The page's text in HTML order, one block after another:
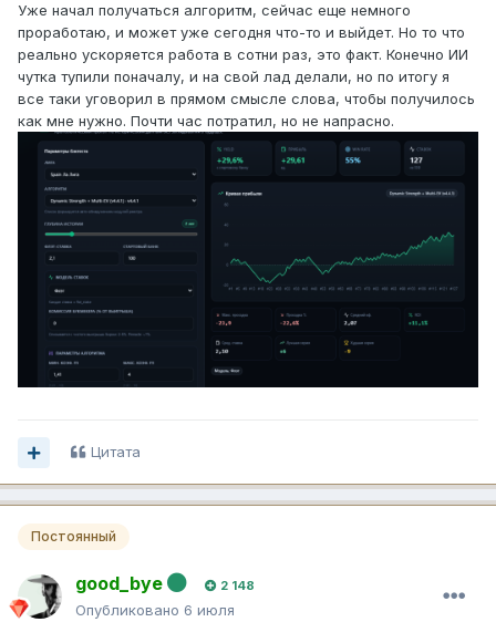
Уже начал получаться алгоритм, сейчас еще немного
проработаю, и может уже сегодня что-то и выйдет. Но то что
реально ускоряется работа в сотни раз, это факт. Конечно ИИ
чутка тупили поначалу, и на свой лад делали, но по итогу я
все таки уговорил в прямом смысле слова, чтобы получилось
как мне нужно. Почти час потратил, но не напрасно.
Цитата
Постоянный
good_bye 2 148
Опубликовано 6 июля